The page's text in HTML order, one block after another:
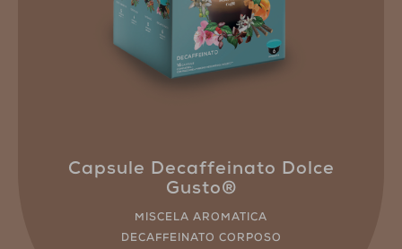
Capsule Decaffeinato Dolce
Gusto®
MISCELA AROMATICA
DECAFFEINATO CORPOSO